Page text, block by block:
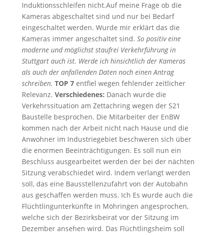
Induktionsschleifen nicht.Auf meine Frage ob die
Kameras abgeschaltet sind und nur bei Bedarf
eingeschaltet werden. Wurde mir erklärt das die
Kameras immer angeschaltet sind. So positiv eine
moderne und möglichst staufrei Verkehrführung in
Stuttgart auch ist. Werde ich hinsichtlich der Kameras
als auch der anfallenden Daten noch einen Antrag
schreiben. TOP 7entfiel wegen fehlender zeitlicher
Relevanz. Verschiedenes: Danach wurde die
Verkehrssituation am Zettachring wegen der S21
Baustelle besprochen. Die Mitarbeiter der EnBW
kommen nach der Arbeit nicht nach Hause und die
Anwohner im Industriegebiet beschweren sich über
die enormen Beeinträchtigungen. Es soll nun ein
Beschluss ausgearbeitet werden der bei der nächten
Sitzung verabschiedet wird. Indem verlangt werden
soll, das eine Bausstellenzufahrt von der Autobahn
aus geschaffen werden muss. Ich Es wurde auch die
Flüchtlingunterkünfte in Möhringen angesprochen,
welche sich der Bezirksbeirat vor der Sitzung im
Dezember ansehen wird. Das Flüchtlingsheim soll